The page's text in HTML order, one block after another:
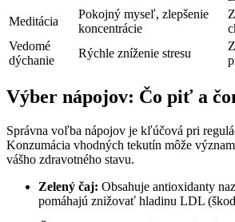
Meditácia
Pokojný myseľ, zlepšenie
koncentrácie
Vedomé‌
dýchanie
Rýchle zníženie stresu
Výber nápojov: ​Čo piť a
Správna‍ voľba⁢ nápojov je kľúčová pri⁤
Konzumácia vhodných tekutín ⁤môže
vášho zdravotného stavu.
Zelený⁢ čaj: Obsahuje antioxidanty
pomáhajú znižovať hladinu LDL